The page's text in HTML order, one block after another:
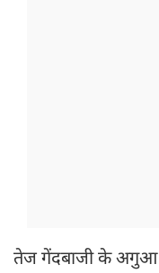
तेज गेंदबाजी के अगुआ